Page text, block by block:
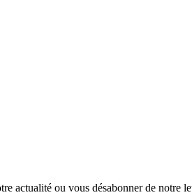
actualité ou vous désabonner de